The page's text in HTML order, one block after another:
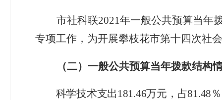
市社科联2021年一般公共预算当年
专项工作，为开展攀枝花市第十四次社
（二）一般公共预算当年拨款结构
科学技术支出 181.46万元，占81.48